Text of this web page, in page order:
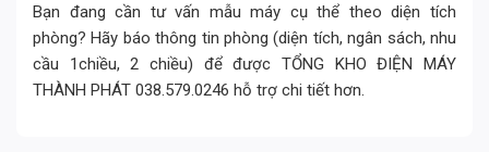
Bạn đang cần tư vấn mẫu máy cụ thể theo diện tích
phòng? Hãy báo thông tin phòng (diện tích, ngân sách, nhu
cầu 1chiều, 2 chiều) để được TỔNG KHO ĐIỆN MÁY
THÀNH PHÁT 038.579.0246 hỗ trợ chi tiết hơn.